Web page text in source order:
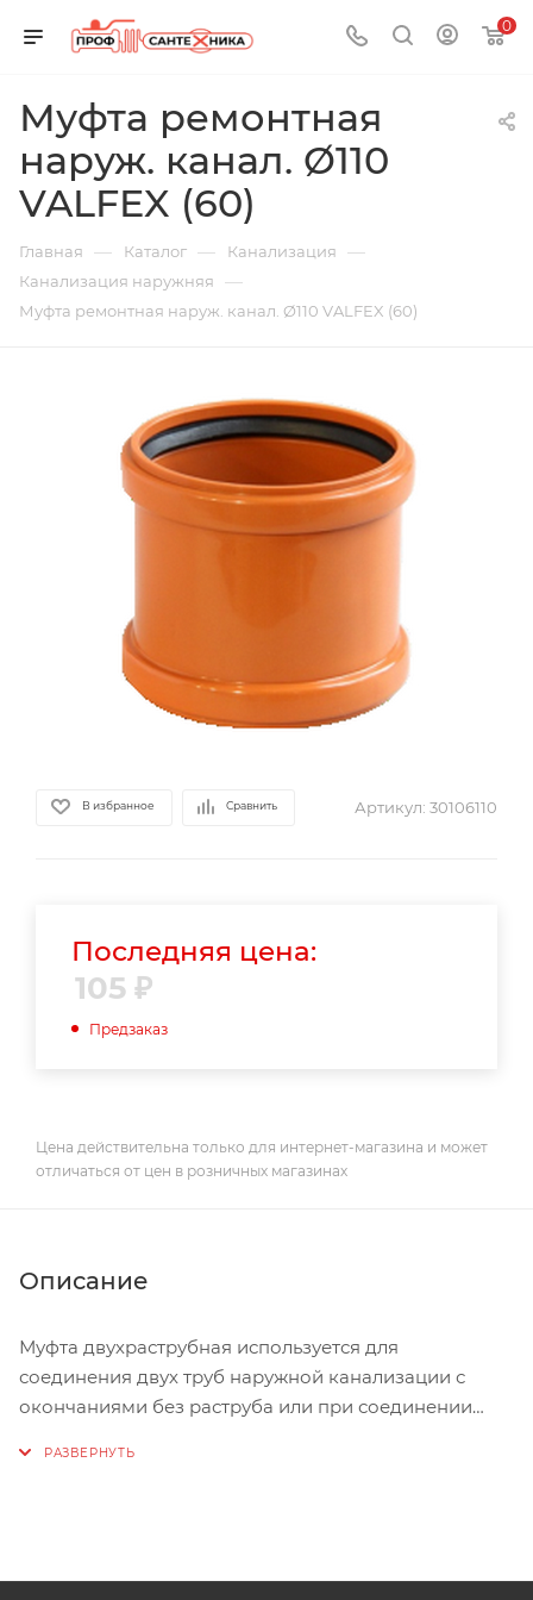
0
Муфта ремонтная
наруж. канал. Ø110
VALFEX (60)
Главная — Каталог — Канализация —
Канализация наружняя —
Муфта ремонтная наруж. канал. Ø110 VALFEX (60)
В избранное Сравнить Артикул: 30106110
Последняя цена:
105 ₽
Предзаказ
Цена действительна только для интернет-магазина и может
отличаться от цен в розничных магазинах
Описание
Муфта двухраструбная используется для
соединения двух труб наружной канализации с
окончаниями без раструба или при соединении
Изготовлено: по ТУ 2248-007-21088915-2015 "Трубы и